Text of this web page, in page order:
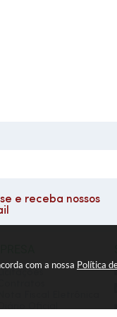
com a nossa Política
e receba nossos